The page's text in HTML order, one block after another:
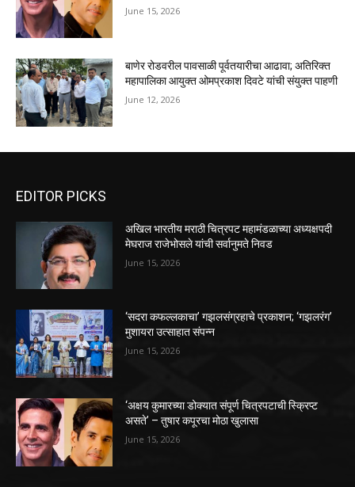
June 15, 2026
बाणेर रोडवरील पावसाळी पूर्वतयारीचा आढावा; अतिरिक्त
महापालिका आयुक्त ओमप्रकाश दिवटे यांची संयुक्त पाहणी
June 12, 2026
EDITOR PICKS
अखिल भारतीय मराठी चित्रपट महामंडळाच्या अध्यक्षपदी
मेघराज राजेभोसले यांची सर्वानुमते निवड
June 15, 2026
‘सदरा कफल्लकाचा’ गझलसंग्रहाचे प्रकाशन; ‘गझलरंग’
मुशायरा उत्साहात संपन्न
June 15, 2026
‘अक्षय कुमारच्या डोक्यात संपूर्ण चित्रपटाची स्क्रिप्ट
असते’ – तुषार कपूरचा मोठा खुलासा
June 15, 2026